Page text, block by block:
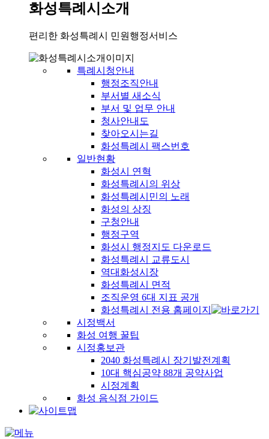
화성특례시소개
편리한 화성특례시 민원행정서비스
특례시청안내
행정조직안내
부서별 새소식
부서 및 업무 안내
청사안내도
찾아오시는길
화성특례시 팩스번호
일반현황
화성시 연혁
화성특례시의 위상
화성특례시민의 노래
화성의 상징
구청안내
행정구역
화성시 행정지도 다운로드
화성특례시 교류도시
역대화성시장
화성특례시 면적
조직운영 6대 지표 공개
화성특례시 전용 홈페이지
시정백서
화성 여행 꿀팁
시정홍보관
2040 화성특례시 장기발전계획
10대 핵심공약 88개 공약사업
시정계획
화성 음식점 가이드